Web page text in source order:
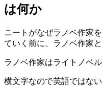
は何か
ニートがなぜラノベ作家
ていく前に、ラノベ作家
ラノベ作家はライトノベ
横文字なので英語ではな